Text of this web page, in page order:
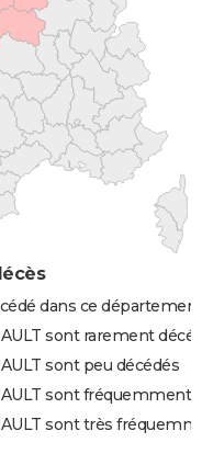
dans ce département
sont rarement
sont peu décédés
sont fréquemment
sont très